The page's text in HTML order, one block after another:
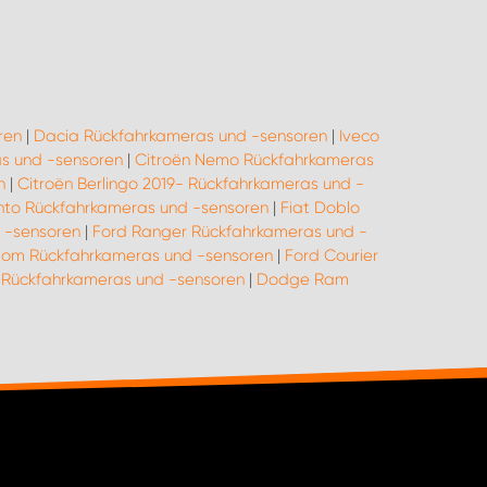
| Dacia Rückfahrkameras und -sensoren| Iveco
und -sensoren| Citroën Nemo Rückfahrkameras
| Citroën Berlingo 2019- Rückfahrkameras und -
Rückfahrkameras und -sensoren | Fiat Doblo
-sensoren | Ford Ranger Rückfahrkameras und -
Rückfahrkameras und -sensoren| Ford Courier
und -sensoren | Dodge Ram